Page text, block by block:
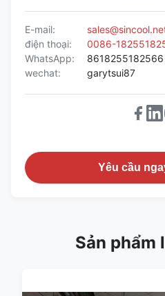
E-mail:
điện thoại:
0086-
WhatsApp:
8618255182566
wechat:
garytsui87
Yêu cầu
Sản phẩm